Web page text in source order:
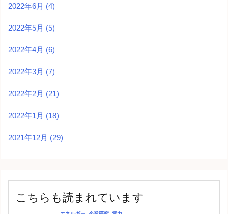
2022年6月 (4)
2022年5月 (5)
2022年4月 (6)
2022年3月 (7)
2022年2月 (21)
2022年1月 (18)
2021年12月 (29)
こちらも読まれています